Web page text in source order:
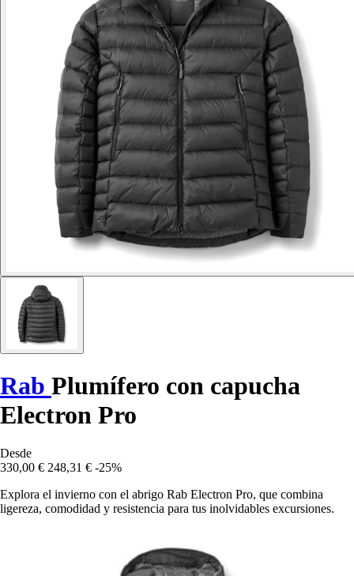
Rab Plumífero con capucha
Electron Pro
Desde
330,00 € 248,31 € -25%
Explora el invierno con el abrigo Rab Electron Pro, que combina
ligereza, comodidad y resistencia para tus inolvidables excursiones.